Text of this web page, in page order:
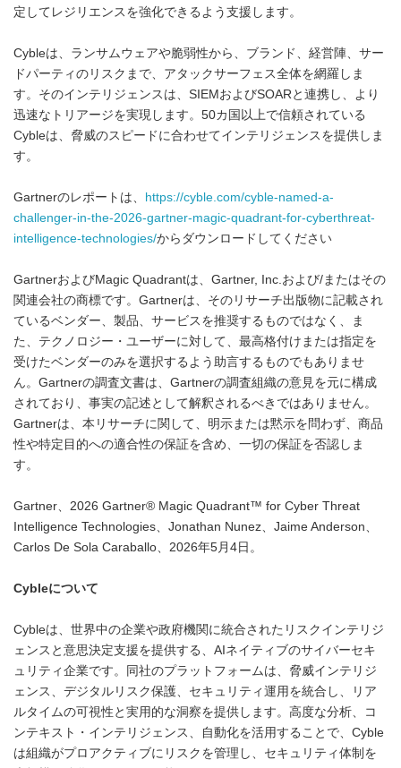
定してレジリエンスを強化できるよう支援します。
Cybleは、ランサムウェアや脆弱性から、ブランド、経営陣、サー
ドパーティのリスクまで、アタックサーフェス全体を網羅しま
す。そのインテリジェンスは、SIEMおよびSOARと連携し、より
迅速なトリアージを実現します。50カ国以上で信頼されている
Cybleは、脅威のスピードに合わせてインテリジェンスを提供しま
す。
Gartnerのレポートは、
https://cyble.com/cyble-named-a-
challenger-in-the-2026-gartner-magic-quadrant-for-cyberthreat-
intelligence-technologies/からダウンロードしてください
GartnerおよびMagic Quadrantは、Gartner, Inc.および/またはその
関連会社の商標です。Gartnerは、そのリサーチ出版物に記載され
ているベンダー、製品、サービスを推奨するものではなく、ま
た、テクノロジー・ユーザーに対して、最高格付けまたは指定を
受けたベンダーのみを選択するよう助言するものでもありませ
ん。Gartnerの調査文書は、Gartnerの調査組織の意見を元に構成
されており、事実の記述として解釈されるべきではありません。
Gartnerは、本リサーチに関して、明示または黙示を問わず、商品
性や特定目的への適合性の保証を含め、一切の保証を否認しま
す。
Gartner、2026 Gartner® Magic Quadrant™ for Cyber Threat
Intelligence Technologies、Jonathan Nunez、Jaime Anderson、
Carlos De Sola Caraballo、2026年5月4日。
Cybleについて
Cybleは、世界中の企業や政府機関に統合されたリスクインテリジ
ェンスと意思決定支援を提供する、AIネイティブのサイバーセキ
ュリティ企業です。同社のプラットフォームは、脅威インテリジ
ェンス、デジタルリスク保護、セキュリティ運用を統合し、リア
ルタイムの可視性と実用的な洞察を提供します。高度な分析、コ
ンテキスト・インテリジェンス、自動化を活用することで、Cyble
は組織がプロアクティブにリスクを管理し、セキュリティ体制を